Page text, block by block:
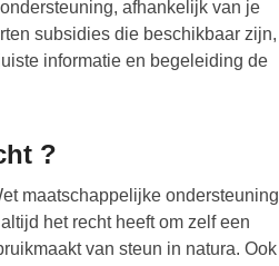
afhankelijk van je
subsidies die beschikbaar zijn,
informatie en begeleiding de
?
maatschappelijke ondersteuning
het recht heeft om zelf een
van steun in natura. Ook